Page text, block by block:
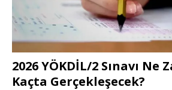
2026 YÖKDİL/2 Sınavı Ne
Kaçta Gerçekleşecek?